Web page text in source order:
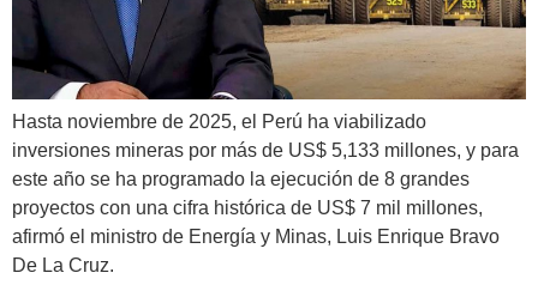
Hasta noviembre de 2025, el Perú ha viabilizado
inversiones mineras por más de US$ 5,133 millones, y para
este año se ha programado la ejecución de 8 grandes
proyectos con una cifra histórica de US$ 7 mil millones,
afirmó el ministro de Energía y Minas, Luis Enrique Bravo
De La Cruz.